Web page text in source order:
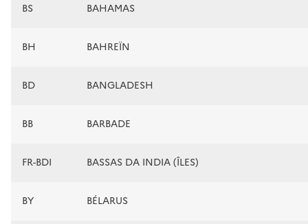
BS BAHAMAS
BH BAHREÏN
BD BANGLADESH
BB BARBADE
FR-BDI BASSAS DA INDIA (ÎLES)
BY BÉLARUS